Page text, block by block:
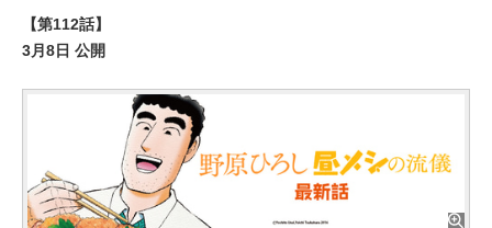
【第112話】
3月8日 公開